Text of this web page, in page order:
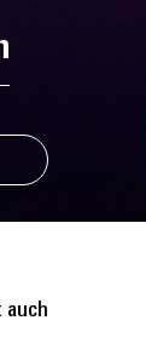
auch